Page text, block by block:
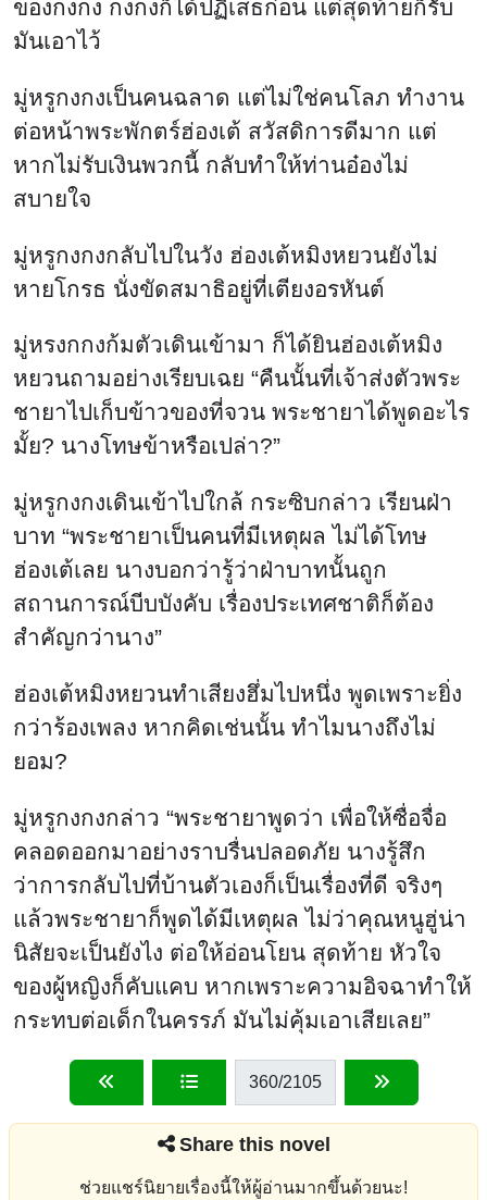
ของกงกง กงกงก็ได้ปฏิเสธก่อน แต่สุดท้ายก็รับ
มันเอาไว้
มู่หรูกงกงเป็นคนฉลาด แต่ไม่ใช่คนโลภ ทำงาน
ต่อหน้าพระพักตร์ฮ่องเต้ สวัสดิการดีมาก แต่
หากไม่รับเงินพวกนี้ กลับทำให้ท่านอ๋องไม่
สบายใจ
มู่หรูกงกงกลับไปในวัง ฮ่องเต้หมิงหยวนยังไม่
หายโกรธ นั่งขัดสมาธิอยู่ที่เตียงอรหันต์
มู่หรงกกงก้มตัวเดินเข้ามา ก็ได้ยินฮ่องเต้หมิง
หยวนถามอย่างเรียบเฉย “คืนนั้นที่เจ้าส่งตัวพระ
ชายาไปเก็บข้าวของที่จวน พระชายาได้พูดอะไร
มั้ย? นางโทษข้าหรือเปล่า?”
มู่หรูกงกงเดินเข้าไปใกล้ กระซิบกล่าว เรียนฝ่า
บาท “พระชายาเป็นคนที่มีเหตุผล ไม่ได้โทษ
ฮ่องเต้เลย นางบอกว่ารู้ว่าฝ่าบาทนั้นถูก
สถานการณ์บีบบังคับ เรื่องประเทศชาติก็ต้อง
สำคัญกว่านาง”
ฮ่องเต้หมิงหยวนทำเสียงฮึ่มไปหนึ่ง พูดเพราะยิ่ง
กว่าร้องเพลง หากคิดเช่นนั้น ทำไมนางถึงไม่
ยอม?
มู่หรูกงกงกล่าว “พระชายาพูดว่า เพื่อให้ซื่อจื่อ
คลอดออกมาอย่างราบรื่นปลอดภัย นางรู้สึก
ว่าการกลับไปที่บ้านตัวเองก็เป็นเรื่องที่ดี จริงๆ
แล้วพระชายาก็พูดได้มีเหตุผล ไม่ว่าคุณหนูฮู่น่า
นิสัยจะเป็นยังไง ต่อให้อ่อนโยน สุดท้าย หัวใจ
ของผู้หญิงก็คับแคบ หากเพราะความอิจฉาทำให้
กระทบต่อเด็กในครรภ์ มันไม่คุ้มเอาเสียเลย”
360/2105
Share this novel
ช่วยแชร์นิยายเรื่องนี้ให้ผู้อ่านมากขึ้นด้วยนะ!